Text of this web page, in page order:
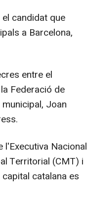
candidat que
a Barcelona,
entre el
Federació de
Joan
Nacional
Territorial (CMT) i
catalana es